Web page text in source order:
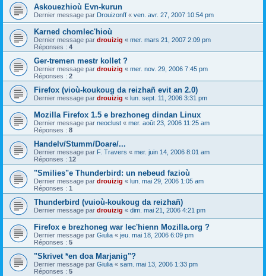
Askouezhioù Evn-kurun
Dernier message par Drouizonff « ven. avr. 27, 2007 10:54 pm
Karned chomlec'hioù
Dernier message par drouizig « mer. mars 21, 2007 2:09 pm
Réponses : 4
Ger-tremen mestr kollet ?
Dernier message par drouizig « mer. nov. 29, 2006 7:45 pm
Réponses : 2
Firefox (vioù-koukoug da reizhañ evit an 2.0)
Dernier message par drouizig « lun. sept. 11, 2006 3:31 pm
Mozilla Firefox 1.5 e brezhoneg dindan Linux
Dernier message par neoclust « mer. août 23, 2006 11:25 am
Réponses : 8
Handelv/Stumm/Doare/...
Dernier message par F. Travers « mer. juin 14, 2006 8:01 am
Réponses : 12
"Smilies"e Thunderbird: un nebeud fazioù
Dernier message par drouizig « lun. mai 29, 2006 1:05 am
Réponses : 1
Thunderbird (vuioù-koukoug da reizhañ)
Dernier message par drouizig « dim. mai 21, 2006 4:21 pm
Firefox e brezhoneg war lec'hienn Mozilla.org ?
Dernier message par Giulia « jeu. mai 18, 2006 6:09 pm
Réponses : 5
"Skrivet *en doa Marjanig"?
Dernier message par Giulia « sam. mai 13, 2006 1:33 pm
Réponses : 5